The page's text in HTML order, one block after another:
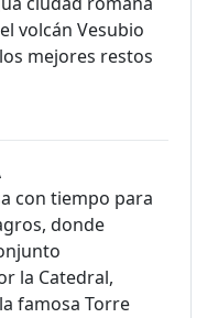
volcán Vesubio
mejores restos
con tiempo para
donde
la Catedral,
famosa Torre